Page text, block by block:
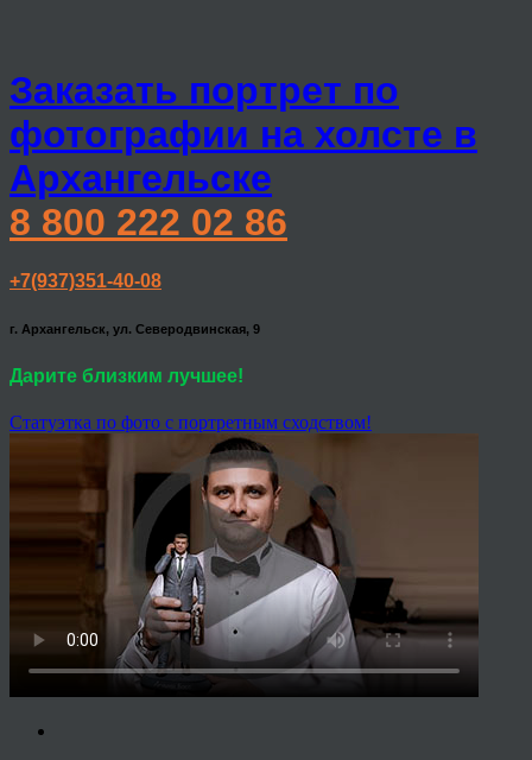
Заказать портрет по
фотографии на холсте в
Архангельске
8 800 222 02 86
+7(937)351-40-08
г. Архангельск, ул. Северодвинская, 9
Дарите близким лучшее!
Статуэтка по фото с портретным сходством!